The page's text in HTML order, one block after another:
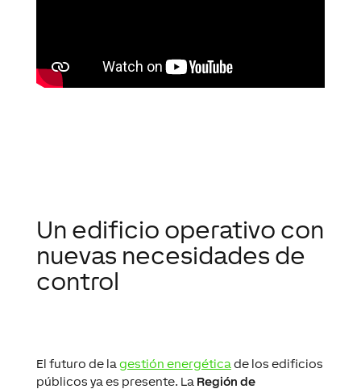
Un edificio operativo con
nuevas necesidades de
control
El futuro de la gestión energética de los edificios
públicos ya es presente. La Región de